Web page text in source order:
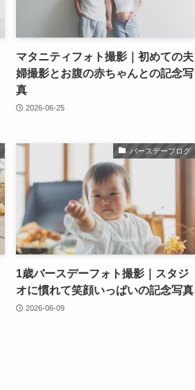
マタニティフォト撮影｜初めての夫
婦撮影とお腹の赤ちゃんとの記念写
真
2026-06-25
バースデーブログ
1歳バースデーフォト撮影｜スタジ
オに慣れて笑顔いっぱいの記念写真
2026-06-09